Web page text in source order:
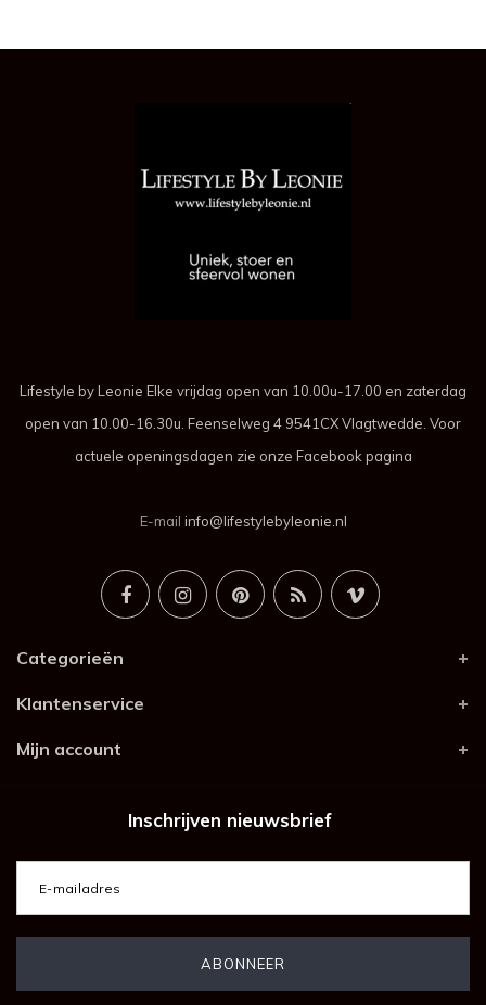
Lifestyle by Leonie Elke vrijdag open van 10.00u-17.00 en zaterdag
open van 10.00-16.30u. Feenselweg 4 9541CX Vlagtwedde. Voor
actuele openingsdagen zie onze Facebook pagina
E-mail info@lifestylebyleonie.nl
Categorieën
Klantenservice
Mijn account
Inschrijven nieuwsbrief